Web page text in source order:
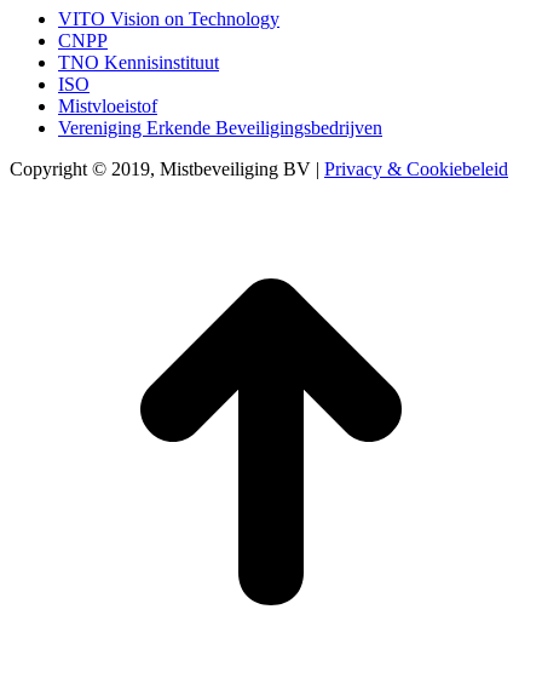
VITO Vision on Technology
CNPP
TNO Kennisinstituut‎
ISO
Mistvloeistof
Vereniging Erkende Beveiligingsbedrijven
Copyright © 2019, Mistbeveiliging BV | Privacy & Cookiebeleid